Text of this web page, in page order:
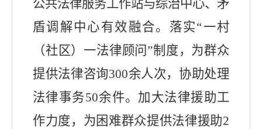
公共法律服务工作站与综治中心、矛
盾调解中心有效融合。落实“一村
（社区）一法律顾问 ”制度，为群众
提供法律咨询300余人次，协助处理
法律事务50余件。加大法律援助工
作力度，为困难群众提供法律援助2